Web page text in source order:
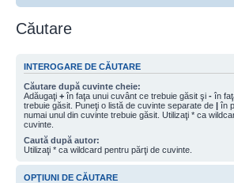
Căutare
INTEROGARE DE CĂUTARE
Căutare după cuvinte cheie:
Adăugaţi + în faţa unui cuvânt ce trebuie găsit şi - în
trebuie găsit. Puneţi o listă de cuvinte separate de | în
numai unul din cuvinte trebuie găsit. Utilizaţi * ca
cuvinte.
Caută după autor:
Utilizaţi * ca wildcard pentru părţi de cuvinte.
OPŢIUNI DE CĂUTARE